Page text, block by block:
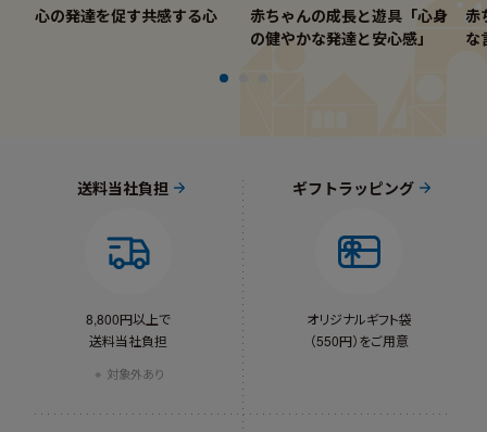
心の発達を促す共感する心
赤ちゃんの成長と遊具「心身
の健やかな発達と安心感」
赤
な
送料当社負担
8,800円以上で
送料当社負担
対象外あり
ギフトラッピング
オリジナルギフト袋
（550円）をご用意